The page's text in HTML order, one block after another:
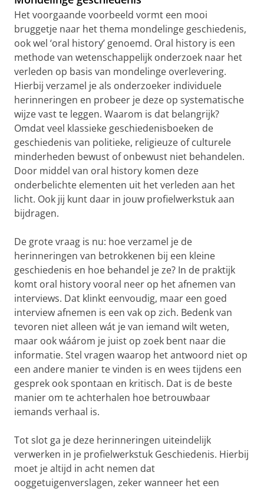
Het voorgaande voorbeeld vormt een mooi
bruggetje naar het thema mondelinge geschiedenis,
ook wel ‘oral history’ genoemd. Oral history is een
methode van wetenschappelijk onderzoek naar het
verleden op basis van mondelinge overlevering.
Hierbij verzamel je als onderzoeker individuele
herinneringen en probeer je deze op systematische
wijze vast te leggen. Waarom is dat belangrijk?
Omdat veel klassieke geschiedenisboeken de
geschiedenis van politieke, religieuze of culturele
minderheden bewust of onbewust niet behandelen.
Door middel van oral history komen deze
onderbelichte elementen uit het verleden aan het
licht. Ook jij kunt daar in jouw profielwerkstuk aan
bijdragen.
De grote vraag is nu: hoe verzamel je de
herinneringen van betrokkenen bij een kleine
geschiedenis en hoe behandel je ze? In de praktijk
komt oral history vooral neer op het afnemen van
interviews. Dat klinkt eenvoudig, maar een goed
interview afnemen is een vak op zich. Bedenk van
tevoren niet alleen wát je van iemand wilt weten,
maar ook wáárom je juist op zoek bent naar die
informatie. Stel vragen waarop het antwoord niet op
een andere manier te vinden is en wees tijdens een
gesprek ook spontaan en kritisch. Dat is de beste
manier om te achterhalen hoe betrouwbaar
iemands verhaal is.
Tot slot ga je deze herinneringen uiteindelijk
verwerken in je profielwerkstuk Geschiedenis. Hierbij
moet je altijd in acht nemen dat
ooggetuigenverslagen, zeker wanneer het een